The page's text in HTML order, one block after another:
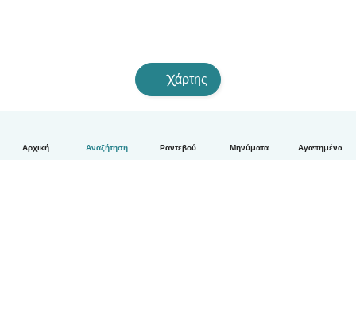
Αρχική Αναζήτηση Ραντεβού Μηνύματα Αγαπημένα
Χάρτης